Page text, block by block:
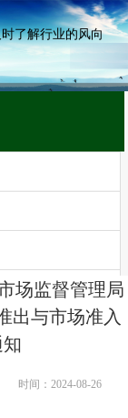
了解行业的风向
场监督管理局
出与市场准入
时间：2024-08-26